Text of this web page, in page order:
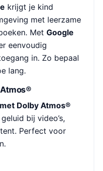
krijgt je kind
met leerzame
Met Google
eenvoudig
in. Zo bepaal
lang.
Dolby Atmos®
bij video’s,
Perfect voor